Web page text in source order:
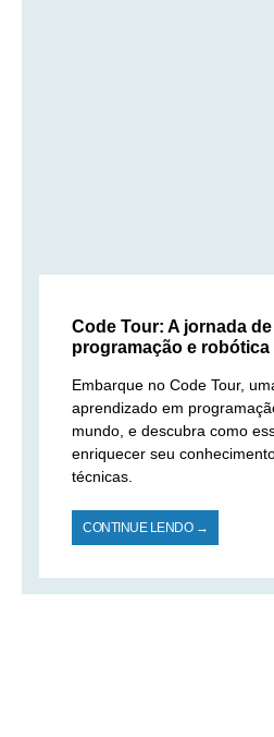
Code Tour: A jornada
programação e
Embarque no Code Tour,
aprendizado em
mundo, e descubra como
enriquecer seu
técnicas.
CONTINUE LENDO →